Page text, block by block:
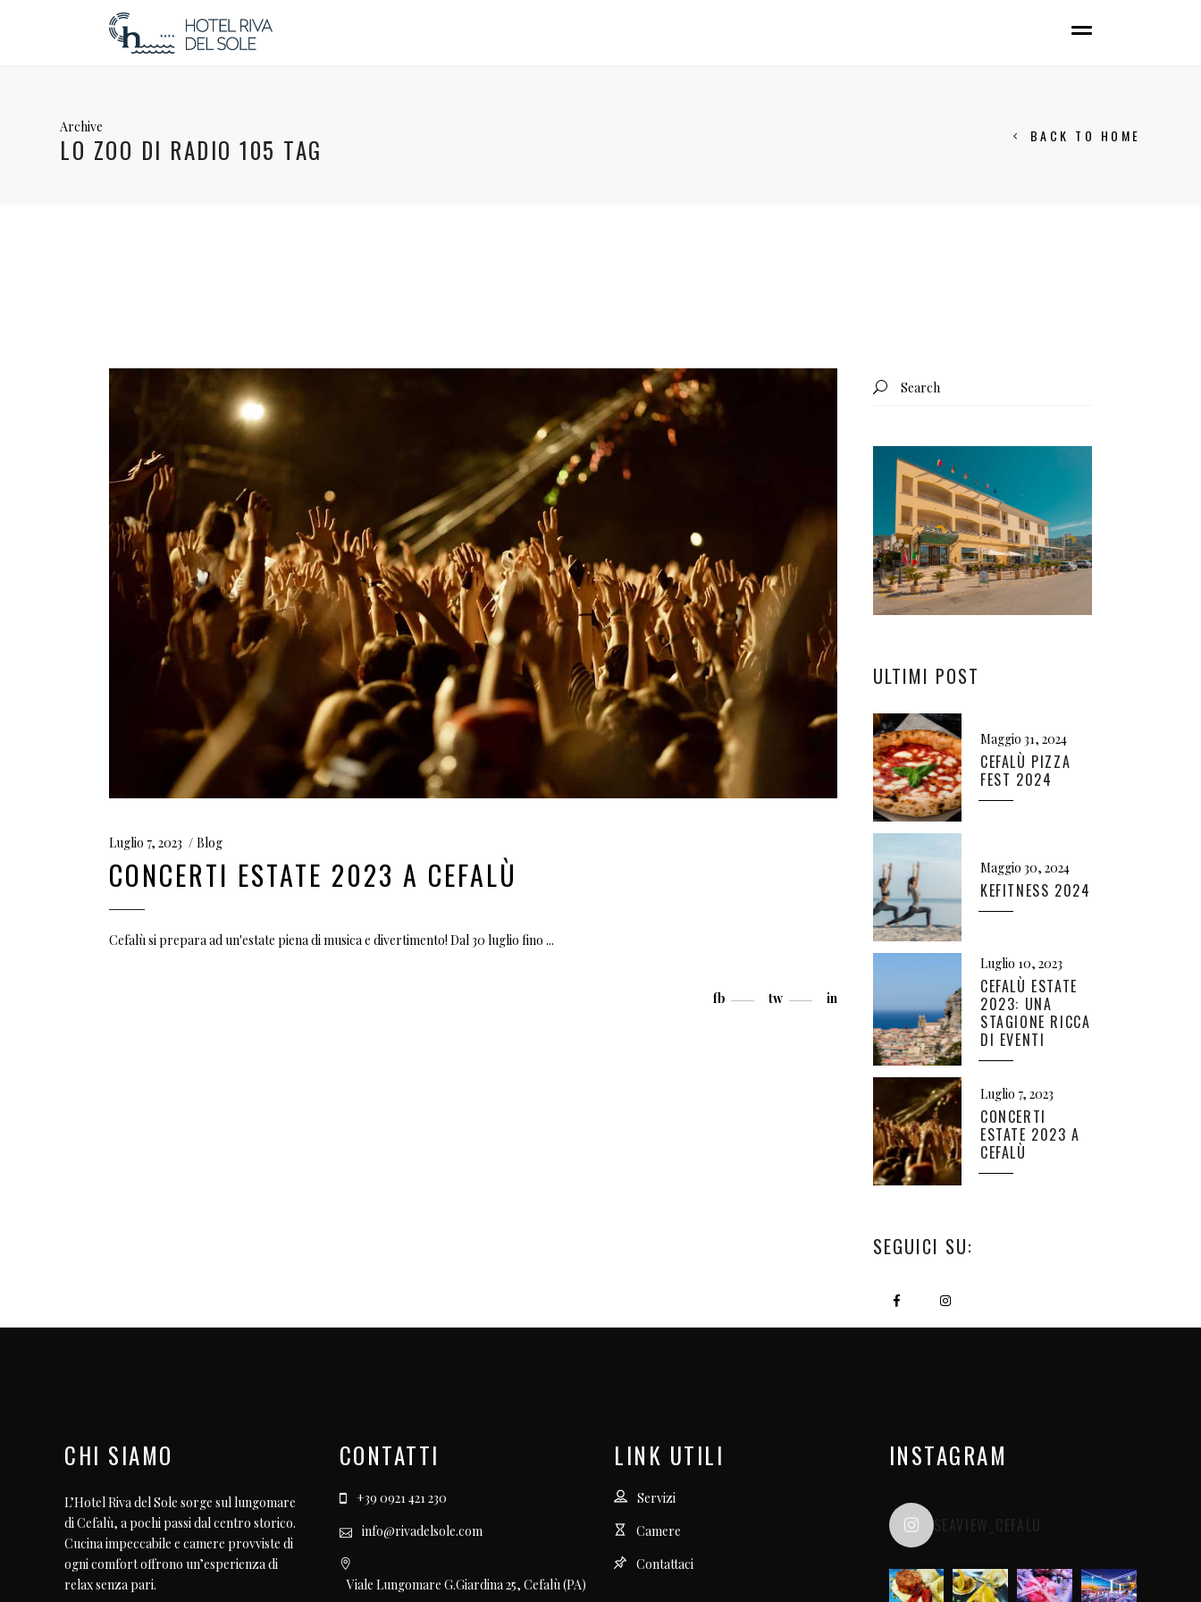
Archive
LO ZOO DI RADIO 105 TAG BACK TO HOME
Luglio 7, 2023 Blog
CONCERTI ESTATE 2023 A CEFALÙ
Cefalù si prepara ad un'estate piena di musica e divertimento! Dal 30 luglio fino
fb tw in
Search
for:
ULTIMI POST
Maggio 31, 2024
CEFALÙ PIZZA
FEST 2024
Maggio 30, 2024
KEFITNESS 2024
Luglio 10, 2023
CEFALÙ ESTATE
2023: UNA
STAGIONE RICCA
DI EVENTI
Luglio 7, 2023
CONCERTI
ESTATE 2023 A
CEFALÙ
SEGUICI SU:
CHI SIAMO
L’Hotel Riva del Sole sorge sul lungomare
di Cefalù, a pochi passi dal centro storico.
Cucina impeccabile e camere provviste di
ogni comfort offrono un’esperienza di
relax senza pari.
CONTATTI
+39 0921 421 230
info@rivadelsole.com
Viale Lungomare G.Giardina 25, Cefalù (PA)
LINK UTILI
Servizi
Camere
Contattaci
INSTAGRAM
SEAVIEW_CEFALU